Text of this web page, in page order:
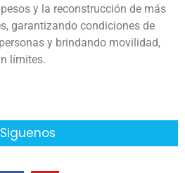
y la reconstrucción de más
garantizando condiciones de
y brindando movilidad,
límites.
Siguenos